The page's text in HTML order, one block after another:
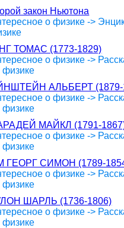
закон Ньютона
о физике ->
ТОМАС (1773-1829)
о физике ->
физике
АЛЬБЕРТ (1879-
о физике ->
физике
МАЙКЛ (1791-
о физике ->
физике
ГЕОРГ СИМОН (1789-
о физике ->
физике
ШАРЛЬ (1736-1806)
о физике ->
физике